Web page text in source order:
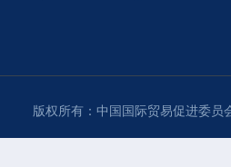
版权所有：中国国际贸易促进委员